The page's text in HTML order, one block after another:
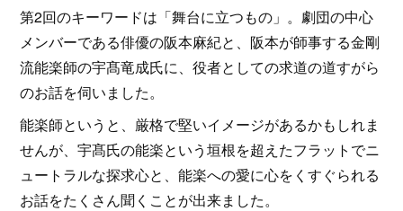
第2回のキーワードは「舞台に立つもの」。劇団の中心
メンバーである俳優の阪本麻紀と、阪本が師事する金剛
流能楽師の宇髙竜成氏に、役者としての求道の道すがら
のお話を伺いました。
能楽師というと、厳格で堅いイメージがあるかもしれま
せんが、宇髙氏の能楽という垣根を超えたフラットでニ
ュートラルな探求心と、能楽への愛に心をくすぐられる
お話をたくさん聞くことが出来ました。